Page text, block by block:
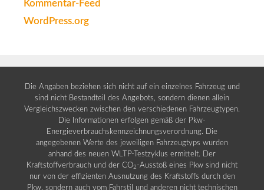
Kommentar-Feed
WordPress.org
Die Angaben beziehen sich nicht auf ein einzelnes Fahrzeug und
sind nicht Bestandteil des Angebots, sondern dienen allein
Vergleichszwecken zwischen den verschiedenen Fahrzeugtypen.
Die Informationen erfolgen gemäß der Pkw-
Energieverbrauchskennzeichnungsverordnung. Die
angegebenen Werte des jeweiligen Fahrzeugtyps wurden
anhand des neuen WLTP-Testzyklus ermittelt. Der
Kraftstoffverbrauch und der CO2 -Ausstoß eines Pkw sind nicht
nur von der effizienten Ausnutzung des Kraftstoffs durch den
Pkw, sondern auch vom Fahrstil und anderen nicht technischen